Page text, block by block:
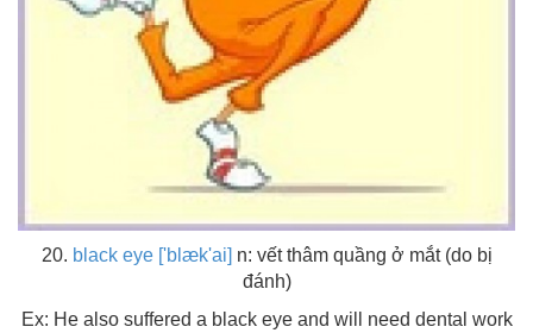
20. black eye ['blæk'ai] n: vết thâm quầng ở mắt (do bị
đánh)
Ex: He also suffered a black eye and will need dental work